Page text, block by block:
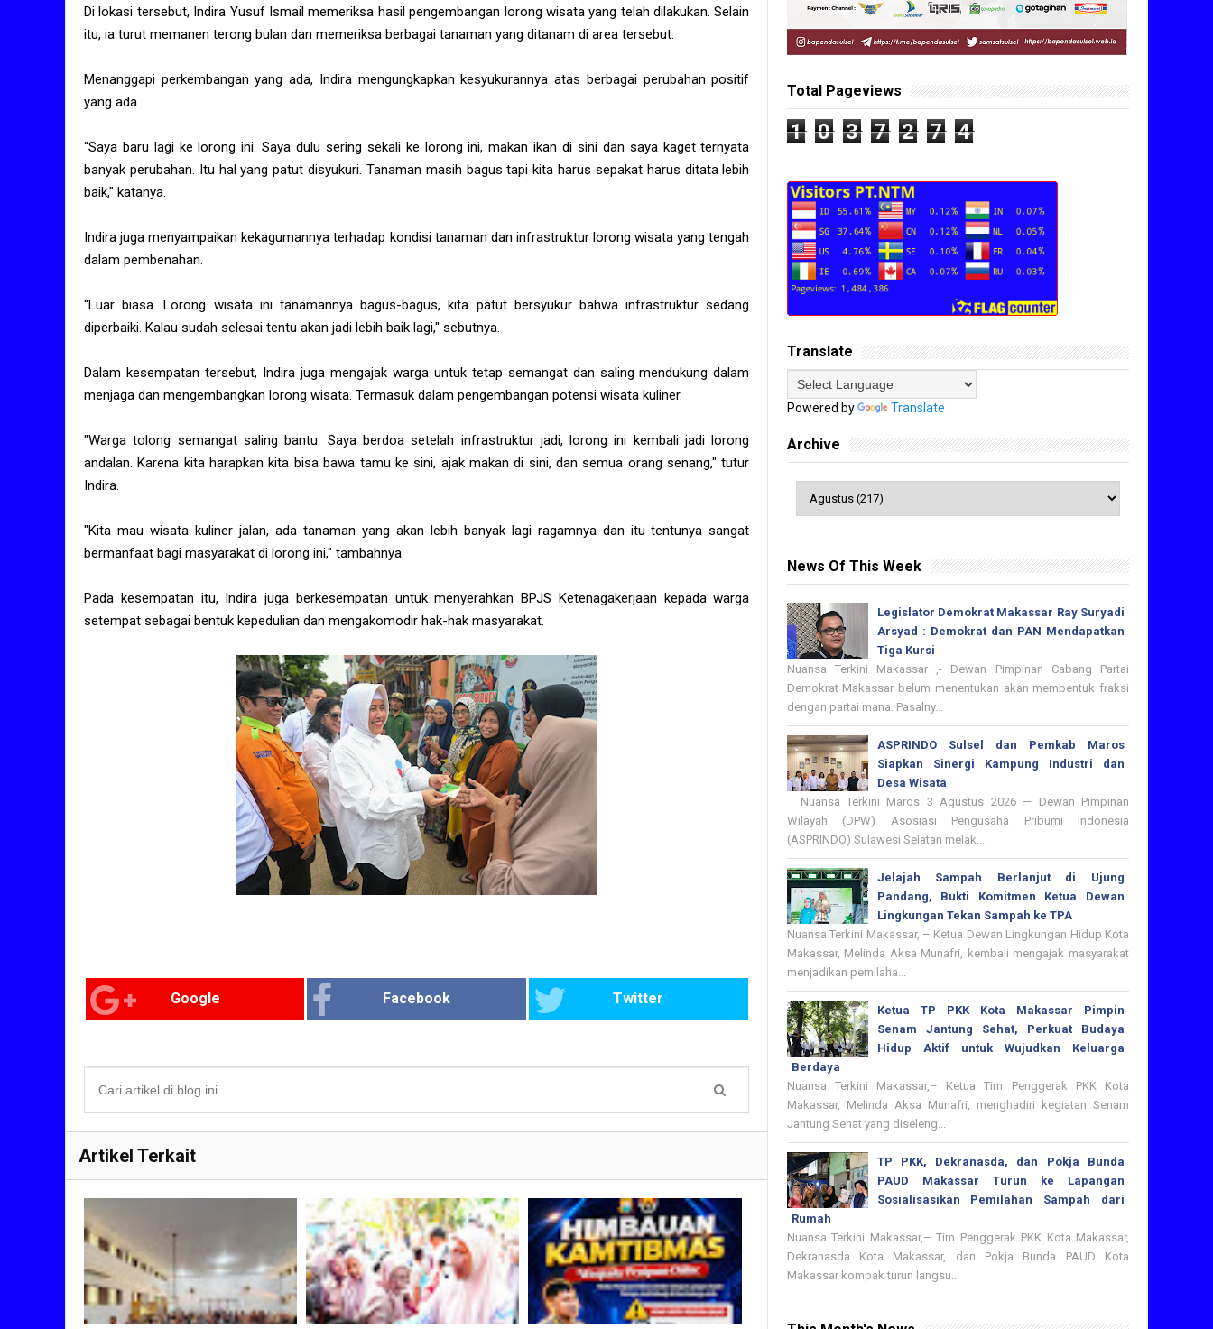
Di lokasi tersebut, Indira Yusuf Ismail memeriksa hasil pengembangan lorong wisata yang telah dilakukan. Selain
itu, ia turut memanen terong bulan dan memeriksa berbagai tanaman yang ditanam di area tersebut.
Menanggapi perkembangan yang ada, Indira mengungkapkan kesyukurannya atas berbagai perubahan positif
yang ada
“Saya baru lagi ke lorong ini. Saya dulu sering sekali ke lorong ini, makan ikan di sini dan saya kaget ternyata
banyak perubahan. Itu hal yang patut disyukuri. Tanaman masih bagus tapi kita harus sepakat harus ditata lebih
baik," katanya.
Indira juga menyampaikan kekagumannya terhadap kondisi tanaman dan infrastruktur lorong wisata yang tengah
dalam pembenahan.
“Luar biasa. Lorong wisata ini tanamannya bagus-bagus, kita patut bersyukur bahwa infrastruktur sedang
diperbaiki. Kalau sudah selesai tentu akan jadi lebih baik lagi," sebutnya.
Dalam kesempatan tersebut, Indira juga mengajak warga untuk tetap semangat dan saling mendukung dalam
menjaga dan mengembangkan lorong wisata. Termasuk dalam pengembangan potensi wisata kuliner.
"Warga tolong semangat saling bantu. Saya berdoa setelah infrastruktur jadi, lorong ini kembali jadi lorong
andalan. Karena kita harapkan kita bisa bawa tamu ke sini, ajak makan di sini, dan semua orang senang," tutur
Indira.
"Kita mau wisata kuliner jalan, ada tanaman yang akan lebih banyak lagi ragamnya dan itu tentunya sangat
bermanfaat bagi masyarakat di lorong ini," tambahnya.
Pada kesempatan itu, Indira juga berkesempatan untuk menyerahkan BPJS Ketenagakerjaan kepada warga
setempat sebagai bentuk kepedulian dan mengakomodir hak-hak masyarakat.
Google Facebook Twitter
Artikel Terkait
Total Pageviews
1 0 3 7 2 7 4
Translate
Powered by Translate
Archive
News Of This Week
Legislator Demokrat Makassar Ray Suryadi
Arsyad : Demokrat dan PAN Mendapatkan
Tiga Kursi
Nuansa Terkini Makassar ,- Dewan Pimpinan Cabang Partai
Demokrat Makassar belum menentukan akan membentuk fraksi
dengan partai mana. Pasalny...
ASPRINDO Sulsel dan Pemkab Maros
Siapkan Sinergi Kampung Industri dan
Desa Wisata
Nuansa Terkini Maros 3 Agustus 2026 — Dewan Pimpinan
Wilayah (DPW) Asosiasi Pengusaha Pribumi Indonesia
(ASPRINDO) Sulawesi Selatan melak...
Jelajah Sampah Berlanjut di Ujung
Pandang, Bukti Komitmen Ketua Dewan
Lingkungan Tekan Sampah ke TPA
Nuansa Terkini Makassar, – Ketua Dewan Lingkungan Hidup Kota
Makassar, Melinda Aksa Munafri, kembali mengajak masyarakat
menjadikan pemilaha...
Ketua TP PKK Kota Makassar Pimpin
Senam Jantung Sehat, Perkuat Budaya
Hidup Aktif untuk Wujudkan Keluarga
Berdaya
Nuansa Terkini Makassar,– Ketua Tim Penggerak PKK Kota
Makassar, Melinda Aksa Munafri, menghadiri kegiatan Senam
Jantung Sehat yang diseleng...
TP PKK, Dekranasda, dan Pokja Bunda
PAUD Makassar Turun ke Lapangan
Sosialisasikan Pemilahan Sampah dari
Rumah
Nuansa Terkini Makassar,– Tim Penggerak PKK Kota Makassar,
Dekranasda Kota Makassar, dan Pokja Bunda PAUD Kota
Makassar kompak turun langsu...